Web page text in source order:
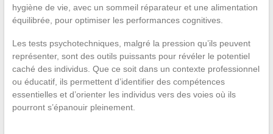
hygiène de vie, avec un sommeil réparateur et une alimentation
équilibrée, pour optimiser les performances cognitives.
Les tests psychotechniques, malgré la pression qu’ils peuvent
représenter, sont des outils puissants pour révéler le potentiel
caché des individus. Que ce soit dans un contexte professionnel
ou éducatif, ils permettent d’identifier des compétences
essentielles et d’orienter les individus vers des voies où ils
pourront s’épanouir pleinement.